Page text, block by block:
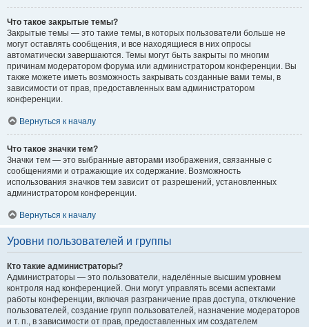
Что такое закрытые темы?
Закрытые темы — это такие темы, в которых пользователи больше не
могут оставлять сообщения, и все находящиеся в них опросы
автоматически завершаются. Темы могут быть закрыты по многим
причинам модератором форума или администратором конференции. Вы
также можете иметь возможность закрывать созданные вами темы, в
зависимости от прав, предоставленных вам администратором
конференции.
Вернуться к началу
Что такое значки тем?
Значки тем — это выбранные авторами изображения, связанные с
сообщениями и отражающие их содержание. Возможность
использования значков тем зависит от разрешений, установленных
администратором конференции.
Вернуться к началу
Уровни пользователей и группы
Кто такие администраторы?
Администраторы — это пользователи, наделённые высшим уровнем
контроля над конференцией. Они могут управлять всеми аспектами
работы конференции, включая разграничение прав доступа, отключение
пользователей, создание групп пользователей, назначение модераторов
и т. п., в зависимости от прав, предоставленных им создателем